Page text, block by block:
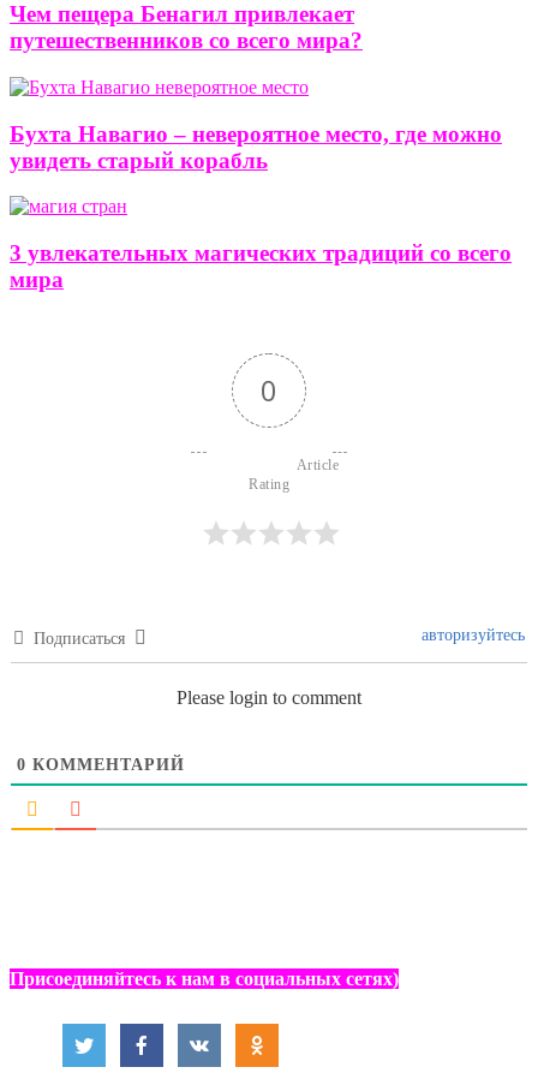
Чем пещера Бенагил привлекает
путешественников со всего мира?
Бухта Навагио – невероятное место, где можно
увидеть старый корабль
3 увлекательных магических традиций со всего
мира
0
Rating
Подписаться авторизуйтесь
Please login to comment
0 КОММЕНТАРИЙ
Присоединяйтесь к нам в социальных сетях)